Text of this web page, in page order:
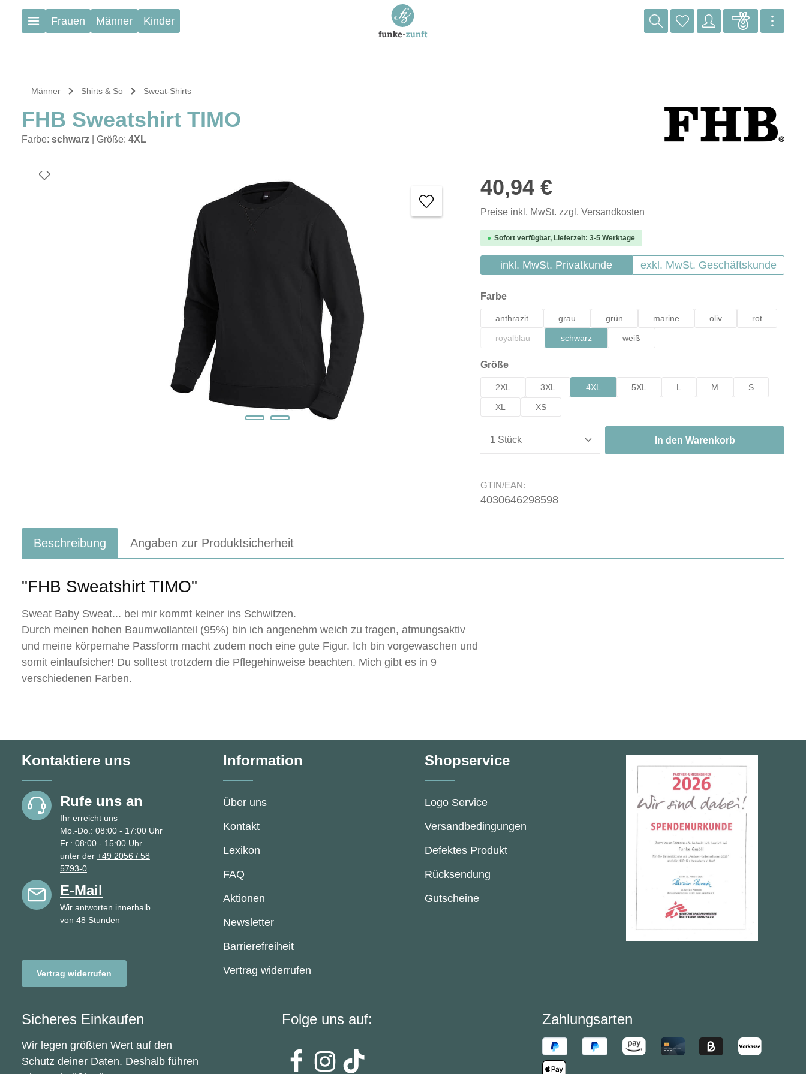
Zum Hauptinhalt springen
Frauen Männer Kinder
Männer Shirts & So Sweat-Shirts
FHB Sweatshirt TIMO
Farbe: schwarz Größe: 4XL
Regulärer Preis:
40,94 €
Preise inkl. MwSt. zzgl. Versandkosten
Sofort verfügbar, Lieferzeit: 3-5 Werktage
inkl. MwSt. Privatkunde exkl. MwSt. Geschäftskunde
Farbeauswählen
anthrazit grau grün marine oliv rot
royalblau schwarz weiß
Größeauswählen
2XL 3XL 4XL 5XL L M S
XL XS
Produkt Anzahl: Gib den gewünschten Wert ein oder
In den Warenkorb
GTIN/EAN:
4030646298598
Beschreibung Angaben zur Produktsicherheit
"FHB Sweatshirt TIMO"
Sweat Baby Sweat... bei mir kommt keiner ins Schwitzen.
Durch meinen hohen Baumwollanteil (95%) bin ich angenehm weich zu tragen, atmungsaktiv
und meine körpernahe Passform macht zudem noch eine gute Figur. Ich bin vorgewaschen und
somit einlaufsicher! Du solltest trotzdem die Pflegehinweise beachten. Mich gibt es in 9
verschiedenen Farben.
Kontaktiere uns
Rufe uns an
Ihr erreicht uns
Mo.-Do.: 08:00 - 17:00 Uhr
Fr.: 08:00 - 15:00 Uhr
unter der +49 2056 / 58
5793-0
E-Mail
Wir antworten innerhalb
von 48 Stunden
Vertrag widerrufen
Information
Über uns
Kontakt
Lexikon
FAQ
Aktionen
Newsletter
Barrierefreiheit
Vertrag widerrufen
Shopservice
Logo Service
Versandbedingungen
Defektes Produkt
Rücksendung
Gutscheine
Sicheres Einkaufen
Wir legen größten Wert auf den
Schutz deiner Daten. Deshalb führen
Folge uns auf: Zahlungsarten